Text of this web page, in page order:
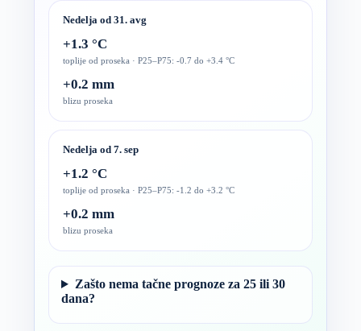
Nedelja od 31. avg
+1.3 °C
toplije od proseka · P25–P75: -0.7 do +3.4 °C
+0.2 mm
blizu proseka
Nedelja od 7. sep
+1.2 °C
toplije od proseka · P25–P75: -1.2 do +3.2 °C
+0.2 mm
blizu proseka
Zašto nema tačne prognoze za 25 ili 30
dana?